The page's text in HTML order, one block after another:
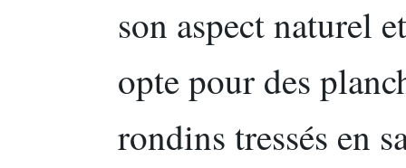
son aspect naturel
opte pour des
rondins tressés en